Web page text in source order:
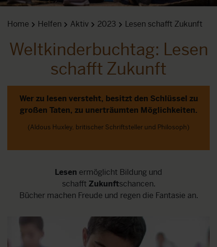
Home Helfen Aktiv 2023 Lesen schafft Zukunft
Weltkinderbuchtag: Lesen
schafft Zukunft
Wer zu lesen versteht, besitzt den Schlüssel zu
großen Taten, zu unerträumten Möglichkeiten.
(Aldous Huxley, britischer Schriftsteller und Philosoph)
Lesen ermöglicht Bildung und
schafft Zukunftschancen.
Bücher machen Freude und regen die Fantasie an.